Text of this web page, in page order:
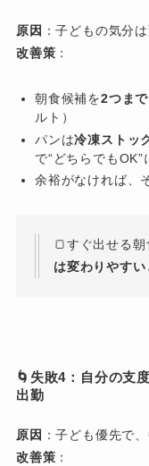
原因 ：子どもの気分
改善策 ：
朝食候補を2つま
ルト）
パンは冷凍ストッ
で“どちらでもOK”
余裕がなければ、
🍞すぐ出せる
は変わりやす
🌀失敗4：自分の支
出勤
原因 ：子ども優先で
改善策 ：